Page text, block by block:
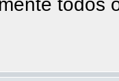
todos